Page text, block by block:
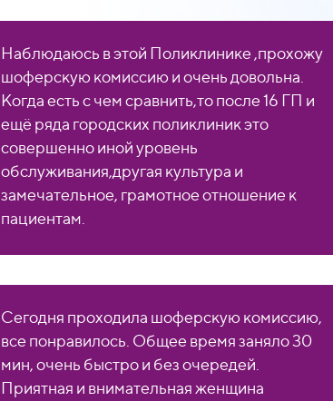
Наблюдаюсь в этой Поликлинике ,прохожу
шоферскую комиссию и очень довольна.
Когда есть с чем сравнить,то после 16 ГП и
ещё ряда городских поликлиник это
совершенно иной уровень
обслуживания,другая культура и
замечательное, грамотное отношение к
пациентам.
Сегодня проходила шоферскую комиссию,
все понравилось. Общее время заняло 30
мин, очень быстро и без очередей.
Приятная и внимательная женщина